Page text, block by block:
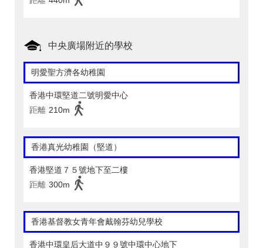
中央廣場附近的學校
明愛聖方濟各幼稚園
香港中環堅道二號明愛中心
距離 210m
香港真光幼稚園（堅道）
香港堅道７５號地下至二樓
距離 300m
香港基督教女青年會戴翰芬幼兒學校
香港中環皇后大道中９９號中環中心地下